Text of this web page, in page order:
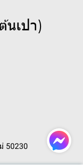
เปา)
50230